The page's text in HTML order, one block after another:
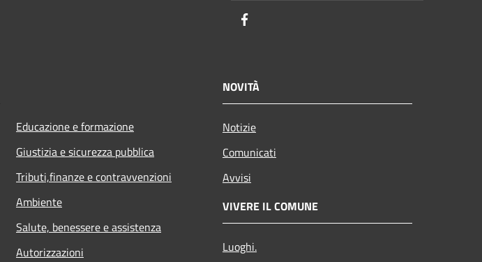
Educazione e formazione
Giustizia e sicurezza pubblica
Tributi,finanze e contravvenzioni
Ambiente
Salute, benessere e assistenza
Autorizzazioni
NOVITÀ
Notizie
Comunicati
Avvisi
VIVERE IL COMUNE
Luoghi.